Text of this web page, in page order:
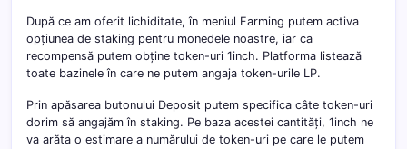
După ce am oferit lichiditate, în meniul Farming putem activa
opțiunea de staking pentru monedele noastre, iar ca
recompensă putem obține token-uri 1inch. Platforma listează
toate bazinele în care ne putem angaja token-urile LP.
Prin apăsarea butonului Deposit putem specifica câte token-uri
dorim să angajăm în staking. Pe baza acestei cantități, 1inch ne
va arăta o estimare a numărului de token-uri pe care le putem